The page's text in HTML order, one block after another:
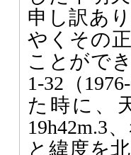
申し訳あ
やくその
ことがで
1-32（
た時に、
19h42m.3
と緯度を